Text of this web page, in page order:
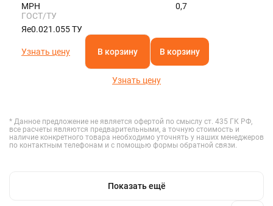
МРН
0,7
ГОСТ/ТУ
Яе0.021.055 ТУ
Узнать цену В корзину В корзину
Узнать цену
* Данное предложение не является офертой по смыслу ст. 435 ГК РФ,
все расчеты являются предварительными, а точную стоимость и
наличие конкретного товара необходимо уточнять у наших менеджеров
по контактным телефонам и с помощью формы обратной связи.
Показать ещё